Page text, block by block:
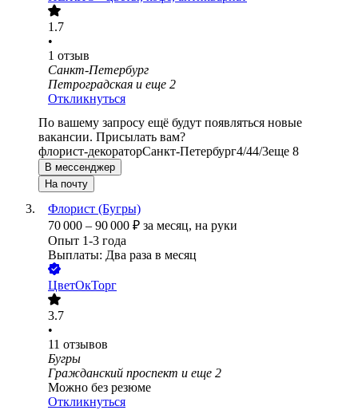
1.7
•
1 отзыв
Санкт-Петербург
Петроградская и еще 2
Откликнуться
По вашему запросу ещё будут появляться новые
вакансии. Присылать вам?
флорист-декораторСанкт-Петербург4/44/3еще 8
В мессенджер
На почту
Флорист (Бугры)
70 000 – 90 000 ₽ за месяц, на руки
Опыт 1-3 года
Выплаты: Два раза в месяц
ЦветОкТорг
3.7
•
11 отзывов
Бугры
Гражданский проспект и еще 2
Можно без резюме
Откликнуться